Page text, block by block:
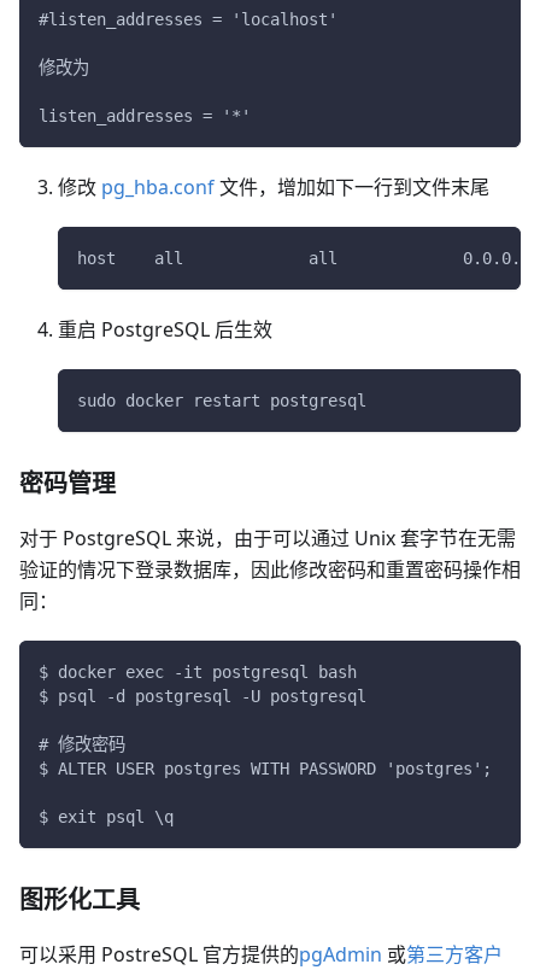
#listen_addresses = 'localhost'
修改为
listen_addresses = '*'
修改 pg_hba.conf文件，增加如下一行到文件末尾
host    all             all             0.0.0.0/
重启 PostgreSQL 后生效
sudo docker restart postgresql
密码管理
对于 PostgreSQL 来说，由于可以通过 Unix 套字节在无需
验证的情况下登录数据库，因此修改密码和重置密码操作相
同：
$ docker exec -it postgresql bash
$ psql -d postgresql -U postgresql
# 修改密码
$ ALTER USER postgres WITH PASSWORD 'postgres';
$ exit psql \q
图形化工具
可以采用 PostreSQL 官方提供的pgAdmin 或第三方客户